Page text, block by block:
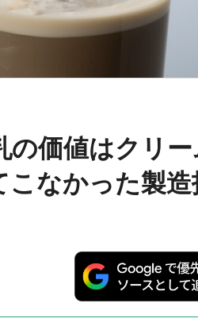
の価値はクリ
なかった製